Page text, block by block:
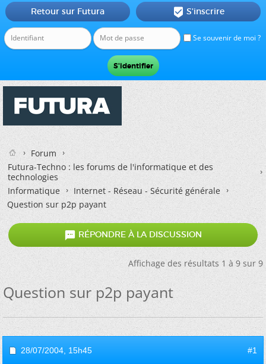
Se souvenir de moi ?
Retour sur Futura  S'inscrire
Forum
Futura-Techno : les forums de l'informatique et des
technologies
Informatique
Internet - Réseau - Sécurité générale
Question sur p2p payant
 RÉPONDRE À LA DISCUSSION
Affichage des résultats 1 à 9 sur 9
Question sur p2p payant
28/07/2004, 15h45 #1